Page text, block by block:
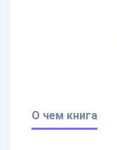
О чем книга